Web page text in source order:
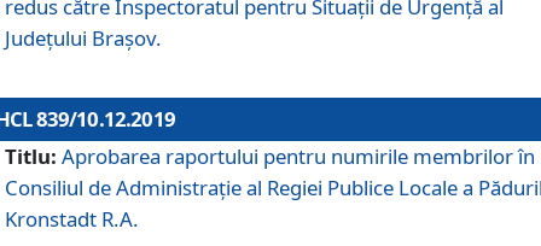
redus către Inspectoratul pentru Situaţii de Urgenţă al
Judeţului Brașov.
839/10.12.2019
Titlu: Aprobarea raportului pentru numirile membrilor în
Consiliul de Administraţie al Regiei Publice Locale a
Kronstadt R.A.